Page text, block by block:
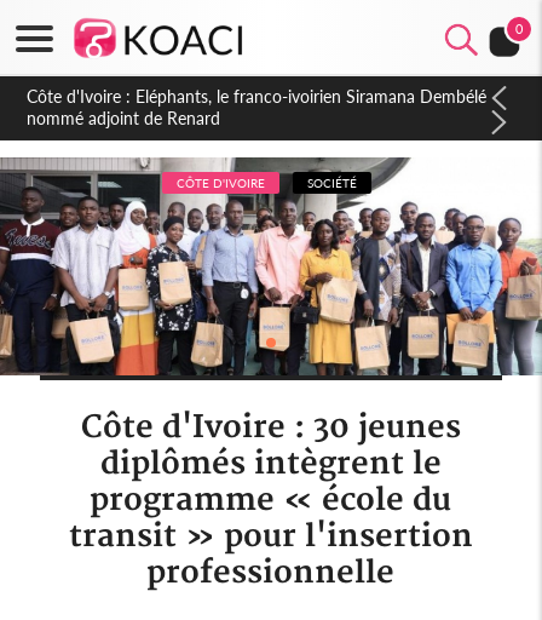
0
Cameroun : 5 combattants séparatistes neutralisés, le Mindef
dément les rumeurs d'exactions des civils
CÔTE D'IVOIRE SOCIÉTÉ
Côte d'Ivoire : 30 jeunes
diplômés intègrent le
programme « école du
transit » pour l'insertion
professionnelle